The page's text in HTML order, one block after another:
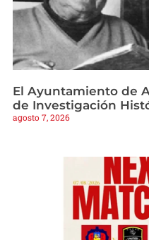
El Ayuntamiento de
de Investigación
agosto 7, 2026